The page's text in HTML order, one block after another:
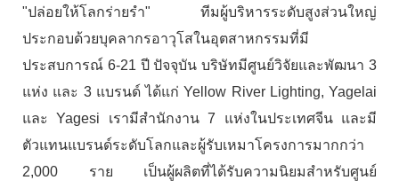
"ปล่อยให้โลกร่ายรำ" ทีมผู้บริหารระดับสูงส่วนใหญ่
ประกอบด้วยบุคลากรอาวุโสในอุตสาหกรรมที่มี
ประสบการณ์ 6-21 ปี ปัจจุบัน บริษัทมีศูนย์วิจัยและพัฒนา 3
แห่ง และ 3 แบรนด์ ได้แก่ Yellow River Lighting, Yagelai
และ Yagesi เรามีสำนักงาน 7 แห่งในประเทศจีน และมี
ตัวแทนแบรนด์ระดับโลกและผู้รับเหมาโครงการมากกว่า
2,000 ราย เป็นผู้ผลิตที่ได้รับความนิยมสำหรับศูนย์